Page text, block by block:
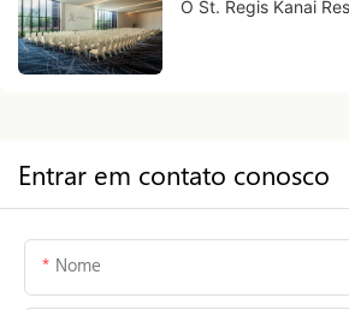
O St. Regis Kanai
Entrar em contato conosco
Nome